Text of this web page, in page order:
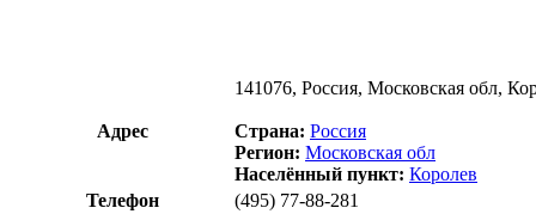
Адрес
141076, Россия, Московская обл,
Страна: Россия
Регион: Московская обл
Населённый пункт: Королев
Телефон
(495) 77-88-281